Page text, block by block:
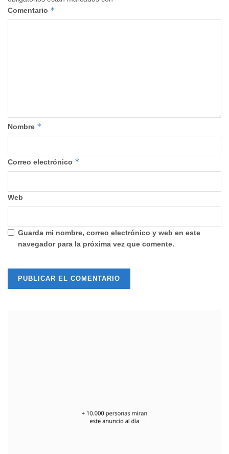
Comentario *
Nombre *
Correo electrónico *
Web
Guarda mi nombre, correo electrónico y web en este
navegador para la próxima vez que comente.